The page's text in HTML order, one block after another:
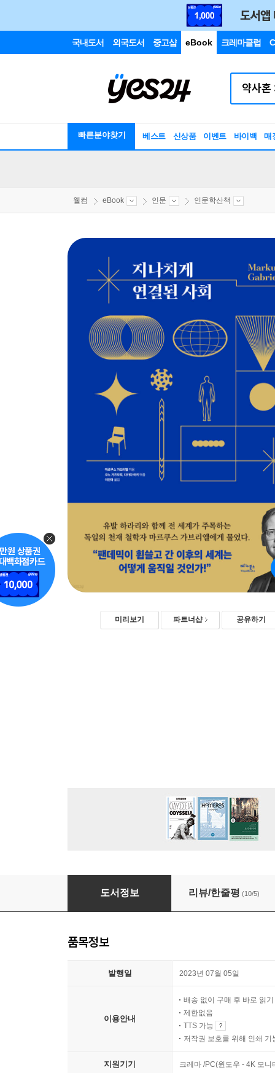
국내도서 외국도서 중고샵 eBook 크레마클럽
빠른분야찾기 베스트 신상품 이벤트 바이백 매
웰컴 eBook 인문 인문학산책
미리보기 파트너샵 공유하기
지나치게 연결된 사회
도서정보 리뷰/한줄평 (10/5)
품목정보
발행일 2023년 07월 05일
이용안내
배송 없이 구매 후 바로 읽기
제한없음
TTS 가능
저작권 보호를 위해 인쇄 기
지원기기 크레마 /PC(윈도우 - 4K 모